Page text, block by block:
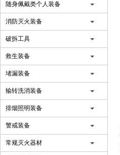
随身佩戴类个人装备
消防灭火装备
破拆工具
救生装备
堵漏装备
输转洗消装备
排烟照明装备
警戒装备
常规灭火器材